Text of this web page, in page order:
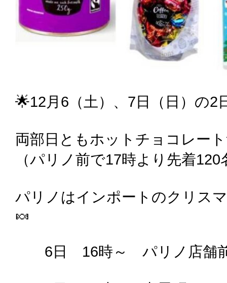
🌟12月6（土）、7日（日）の2
両部日ともホットチョコレー
（パリノ前で17時より先着120
パリノはインポートのクリス
🍬
6日 16時～ パリノ店舗